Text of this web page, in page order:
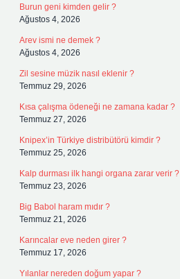
Burun geni kimden gelir ?
Ağustos 4, 2026
Arev ismi ne demek ?
Ağustos 4, 2026
Zil sesine müzik nasıl eklenir ?
Temmuz 29, 2026
Kısa çalışma ödeneği ne zamana kadar ?
Temmuz 27, 2026
Knipex’in Türkiye distribütörü kimdir ?
Temmuz 25, 2026
Kalp durması ilk hangi organa zarar verir ?
Temmuz 23, 2026
Big Babol haram mıdır ?
Temmuz 21, 2026
Karıncalar eve neden girer ?
Temmuz 17, 2026
Yılanlar nereden doğum yapar ?